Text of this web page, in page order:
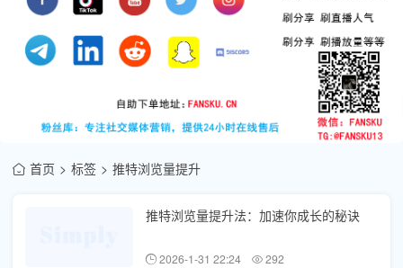
首页 标签 推特浏览量提升
推特浏览量提升法：加速你成长的秘诀
2026-1-31 22:24 292